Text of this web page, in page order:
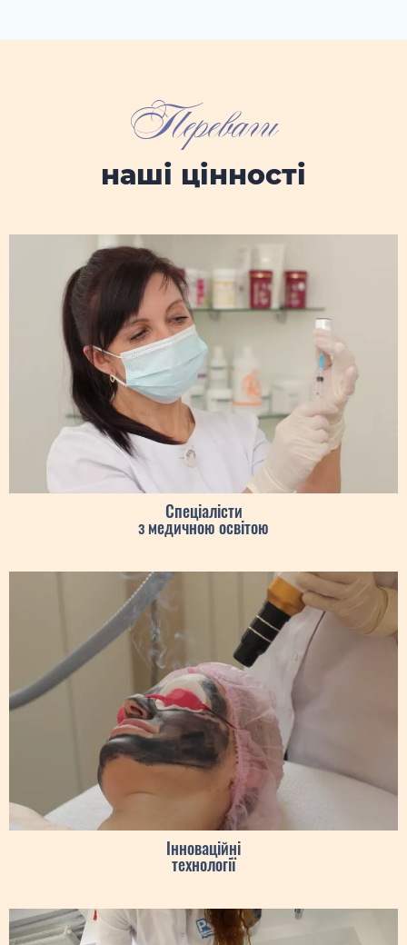
Переваги
наші цінності
Спеціалісти
з медичною освітою
Інноваційні
технології